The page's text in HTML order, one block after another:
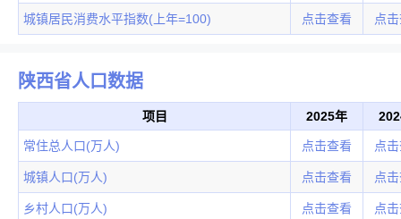
城镇居民消费水平指数(上年=100) 点击查看 点
陕西省人口数据
项目 2025年
常住总人口(万人) 点击查看 点
城镇人口(万人) 点击查看 点
乡村人口(万人) 点击查看 点